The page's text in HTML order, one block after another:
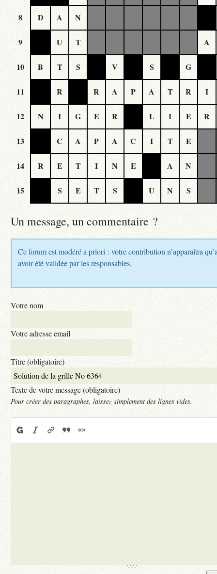
8 D A N
9 U T A
10 B T S V S G
11 R R A P A T R I
12 N I G E R L I E R
13 C A P A C I T E
14 R E T I N E A N
15 S E T S U N S
Un message, un commentaire ?
Ce forum est modéré a priori : votre contribution n’apparaîtra
avoir été validée par les responsables.
Votre nom
Votre adresse email
Titre (obligatoire)
Texte de votre message (obligatoire)
Pour créer des paragraphes, laissez simplement des lignes vides.